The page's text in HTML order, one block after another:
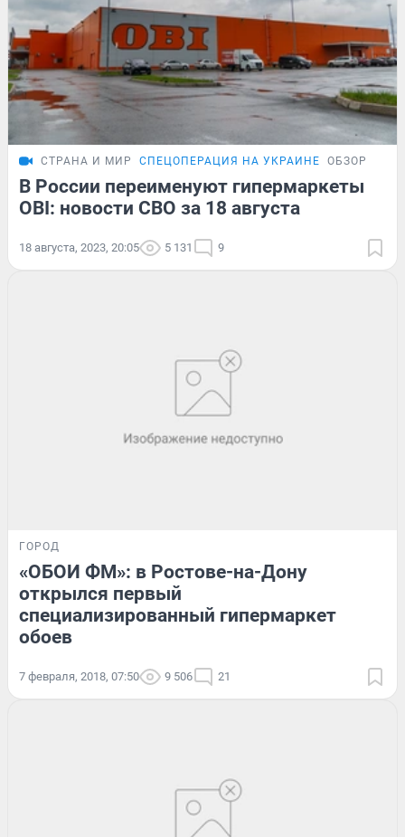
СТРАНА И МИР СПЕЦОПЕРАЦИЯ НА УКРАИНЕ ОБЗОР
В России переименуют гипермаркеты
OBI: новости СВО за 18 августа
18 августа, 2023, 20:05 5 131 9
ГОРОД
«ОБОИ ФМ»: в Ростове-на-Дону
открылся первый
специализированный гипермаркет
обоев
7 февраля, 2018, 07:50 9 506 21